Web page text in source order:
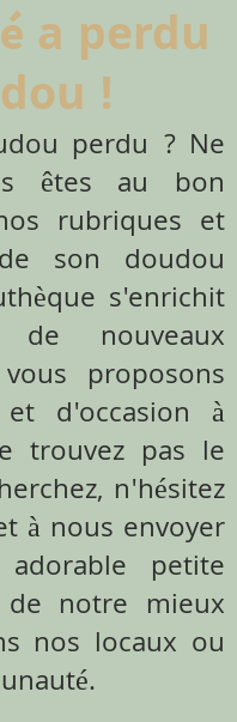
a perdu
!
perdu ? Ne
êtes au bon
rubriques et
son doudou
s'enrichit
de nouveaux
proposons
d'occasion à
trouvez pas le
n'hésitez
à nous envoyer
petite
notre mieux
nos locaux ou